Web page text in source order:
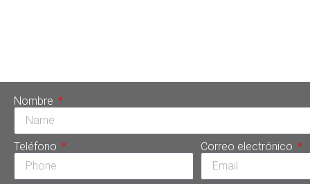
Nombre
Teléfono Correo electrónico